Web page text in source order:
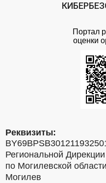
Портал
оценки
Реквизиты:
Региональной
по Могилевской
Могилев